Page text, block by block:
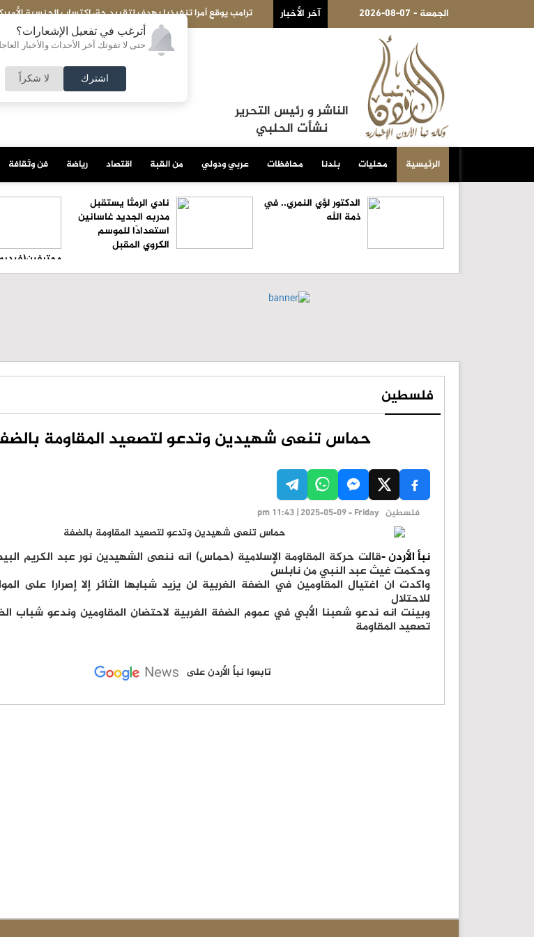
أترغب في تفعيل الإشعارات؟
حتى لا تفوتك آخر الأحداث والأخبار
اشترك لا شكراً
2026-08-07 - الجمعة آخر الأخبار
يوقع أمرا تنفيذيا يهدف لتقييد حق اكتساب الجنسية الأميركية بالولادة الكويت تحبط تهريب شحنة ضخمة إلى
الناشر و رئيس التحرير
نشأت الحلبي
الرئيسية محليات بلدنا محافظات عربي ودولي من القبة اقتصاد رياضة فن وثقافة
الدكتور لؤي النمري.. في
ذمة الله
نادي الرمثا يستقبل
مدربه الجديد غاسانين
استعدادًا للموسم
الكروي المقبل
فلسطين
حماس تنعى شهيدين وتدعو لتصعيد المقاومة
فلسطين pm 11:43 | 2025-05-09 - Friday
نبأ الأردن -قالت حركة المقاومة الإسلامية (حماس) انه ننعى الشهيدين نور عبد الكريم
وحكمت غيث عبد النبي من نابلس
واكدت ان اغتيال المقاومين في الضفة الغربية لن يزيد شبابها الثائر إلا إصرارا على
للاحتلال
وبينت انه ندعو شعبنا الأبي في عموم الضفة الغربية لاحتضان المقاومين وندعو شباب
تصعيد المقاومة
تابعوا نبأ الأردن على